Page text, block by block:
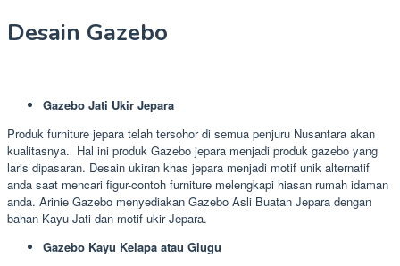
Desain Gazebo
Gazebo Jati Ukir Jepara
Produk furniture jepara telah tersohor di semua penjuru Nusantara akan
kualitasnya. Hal ini produk Gazebo jepara menjadi produk gazebo yang
laris dipasaran. Desain ukiran khas jepara menjadi motif unik alternatif
anda saat mencari figur-contoh furniture melengkapi hiasan rumah idaman
anda. Arinie Gazebo menyediakan Gazebo Asli Buatan Jepara dengan
bahan Kayu Jati dan motif ukir Jepara.
Gazebo Kayu Kelapa atau Glugu